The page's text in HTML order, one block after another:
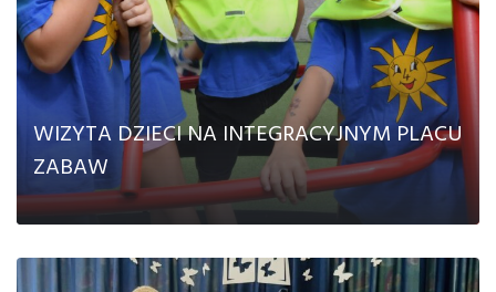
WIZYTA DZIECI NA INTEGRACYJNYM PLACU
ZABAW